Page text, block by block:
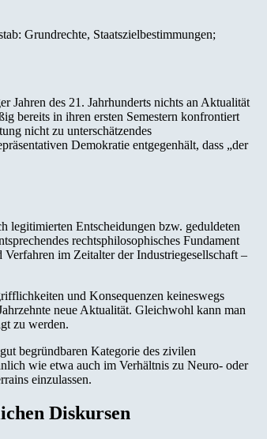
Grundrechte, Staatszielbestimmungen;
Jahren des 21. Jahrhunderts nichts an Aktualität
bereits in ihren ersten Semestern konfrontiert
nicht zu unterschätzendes
Demokratie entgegenhält, dass „der
legitimierten Entscheidungen bzw. geduldeten
rechtsphilosophisches Fundament
im Zeitalter der Industriegesellschaft –
und Konsequenzen keineswegs
neue Aktualität. Gleichwohl kann man
zu werden.
begründbaren Kategorie des zivilen
wie etwa auch im Verhältnis zu Neuro- oder
einzulassen.
Diskursen